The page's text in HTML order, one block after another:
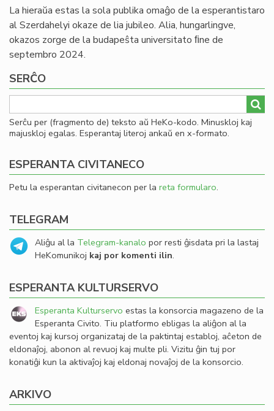
La hieraŭa estas la sola publika omaĝo de la esperantistaro
al Szerdahelyi okaze de lia jubileo. Alia, hungarlingve,
okazos zorge de la budapeŝta universitato ﬁne de
septembro 2024.
SERĈO
Serĉu per (fragmento de) teksto aŭ HeKo-kodo. Minuskloj kaj
majuskloj egalas. Esperantaj literoj ankaŭ en x-formato.
ESPERANTA CIVITANECO
Petu la esperantan civitanecon per la reta formularo.
TELEGRAM
Aliĝu al la Telegram-kanalo por resti ĝisdata pri la lastaj
HeKomunikoj kaj por komenti ilin.
ESPERANTA KULTURSERVO
Esperanta Kulturservo estas la konsorcia magazeno de la
Esperanta Civito. Tiu platformo ebligas la aliĝon al la
eventoj kaj kursoj organizataj de la paktintaj establoj, aĉeton de
eldonaĵoj, abonon al revuoj kaj multe pli. Vizitu ĝin tuj por
konatiĝi kun la aktivaĵoj kaj eldonaj novaĵoj de la konsorcio.
ARKIVO